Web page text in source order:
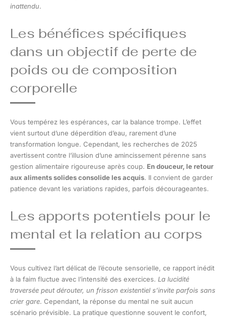
inattendu.
Les bénéfices spécifiques
dans un objectif de perte de
poids ou de composition
corporelle
Vous tempérez les espérances, car la balance trompe. L’effet
vient surtout d’une déperdition d’eau, rarement d’une
transformation longue. Cependant, les recherches de 2025
avertissent contre l’illusion d’une amincissement pérenne sans
gestion alimentaire rigoureuse après coup. En douceur, le retour
aux aliments solides consolide les acquis. Il convient de garder
patience devant les variations rapides, parfois décourageantes.
Les apports potentiels pour le
mental et la relation au corps
Vous cultivez l’art délicat de l’écoute sensorielle, ce rapport inédit
à la faim fluctue avec l’intensité des exercices. La lucidité
traversée peut dérouter, un frisson existentiel s’invite parfois sans
crier gare. Cependant, la réponse du mental ne suit aucun
scénario prévisible. La pratique questionne souvent le confort,